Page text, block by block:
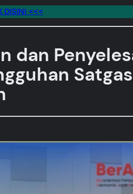
DISINI <<<
dan